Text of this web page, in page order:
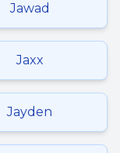
Jawad
Jaxx
Jayden